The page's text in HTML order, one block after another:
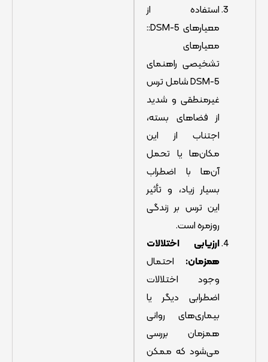
استفاده از
معیارهای DSM-5::
معیارهای
تشخیصی راهنمای
DSM-5 شامل ترس
غیرمنطقی و شدید
از فضاهای بسته،
اجتناب از این
مکان‌ها یا تحمل
آن‌ها با اضطراب
بسیار زیاد، و تأثیر
این ترس بر زندگی
روزمره است.
ارزیابی اختلالات
همزمان: احتمال
وجود اختلالات
اضطرابی دیگر یا
بیماری‌های روانی
همزمان بررسی
می‌شود که ممکن